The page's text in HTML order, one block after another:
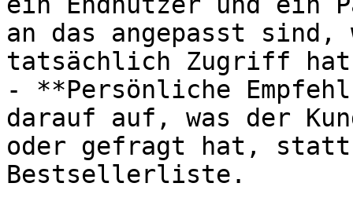
an das angepasst
tatsächlich Zugriff
- **Persönliche
darauf auf, was der
oder gefragt hat, statt
Bestsellerliste.